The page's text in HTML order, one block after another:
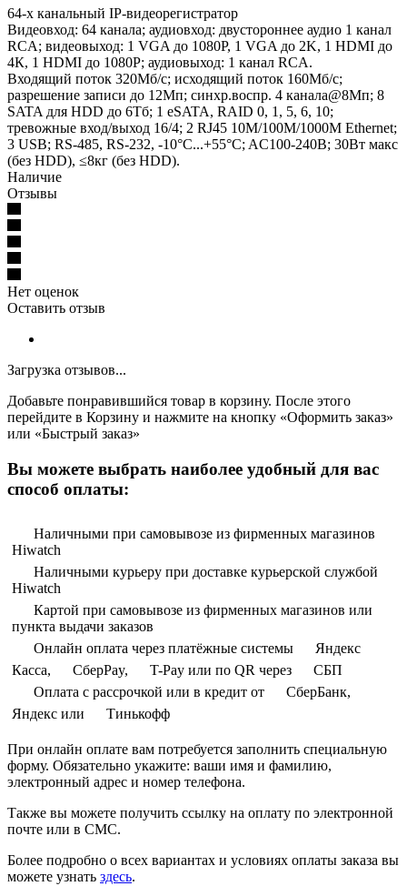
64-x канальный IP-видеорегистратор
Видеовход: 64 канала; аудиовход: двустороннее аудио 1 канал
RCA; видеовыход: 1 VGA до 1080Р, 1 VGA до 2K, 1 HDMI до
4К, 1 HDMI до 1080P; аудиовыход: 1 канал RCA.
Входящий поток 320Мб/с; исходящий поток 160Мб/с;
разрешение записи до 12Мп; синхр.воспр. 4 канала@8Мп; 8
SATA для HDD до 6Тб; 1 eSATA, RAID 0, 1, 5, 6, 10;
тревожные вход/выход 16/4; 2 RJ45 10M/100M/1000М Ethernet;
3 USB; RS-485, RS-232, -10°C...+55°C; AC100-240В; 30Вт макс
(без HDD), ≤8кг (без HDD).
Наличие
Отзывы
Нет оценок
Оставить отзыв
Загрузка отзывов...
Добавьте понравившийся товар в корзину. После этого
перейдите в Корзину и нажмите на кнопку «Оформить заказ»
или «Быстрый заказ»
Вы можете выбрать наиболее удобный для вас
способ оплаты:
Наличными при самовывозе из фирменных магазинов
Hiwatch
Наличными курьеру при доставке курьерской службой
Hiwatch
Картой при самовывозе из фирменных магазинов или
пункта выдачи заказов
Онлайн оплата через платёжные системы
Яндекс
Касса,
СберPay, T-Pay или по QR через
СБП
Оплата с рассрочкой или в кредит от
СберБанк,
Яндекс или
Тинькофф
При онлайн оплате вам потребуется заполнить специальную
форму. Обязательно укажите: ваши имя и фамилию,
электронный адрес и номер телефона.
Также вы можете получить ссылку на оплату по электронной
почте или в СМС.
Более подробно о всех вариантах и условиях оплаты заказа вы
можете узнать здесь.